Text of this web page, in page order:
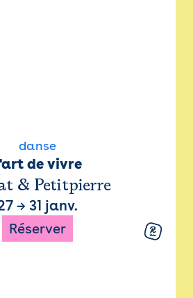
danse
de vivre
& Petitpierre
→ 31 janv.
Réserver